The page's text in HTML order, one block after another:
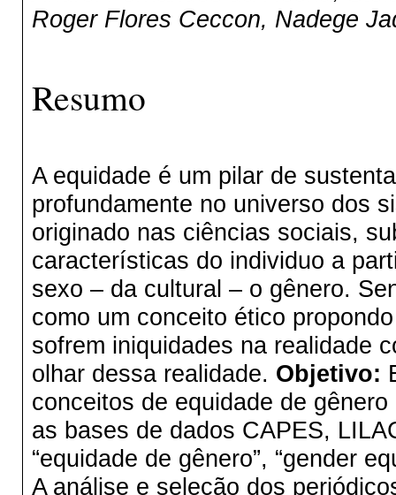
Roger Flores Ceccon, Nadege
Resumo
A equidade é um pilar de
profundamente no universo dos
originado nas ciências sociais,
características do individuo a
sexo – da cultural – o gênero.
como um conceito ético
sofrem iniquidades na realidade
olhar dessa realidade. Objetivo:
conceitos de equidade de
as bases de dados CAPES,
“equidade de gênero”, “gender
A análise e seleção dos